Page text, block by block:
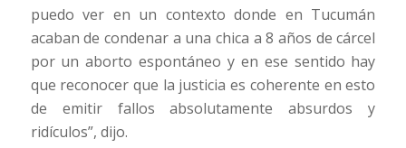
puedo ver en un contexto donde en Tucumán
acaban de condenar a una chica a 8 años de cárcel
por un aborto espontáneo y en ese sentido hay
que reconocer que la justicia es coherente en esto
de emitir fallos absolutamente absurdos y
ridículos”, dijo.